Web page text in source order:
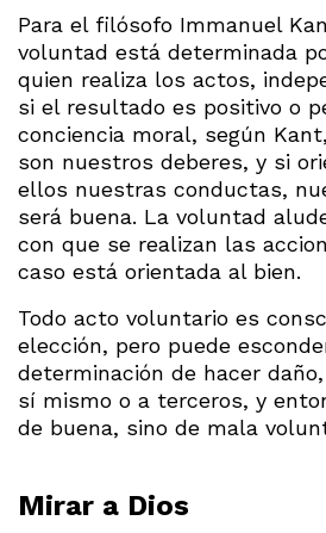
Para el filósofo Immanuel
voluntad está determinada
quien realiza los actos,
si el resultado es positivo o
conciencia moral, según
son nuestros deberes, y si
ellos nuestras conductas,
será buena. La voluntad
con que se realizan las
caso está orientada al bien.
Todo acto voluntario es
elección, pero puede
determinación de hacer
sí mismo o a terceros, y
de buena, sino de mala
Mirar a Dios